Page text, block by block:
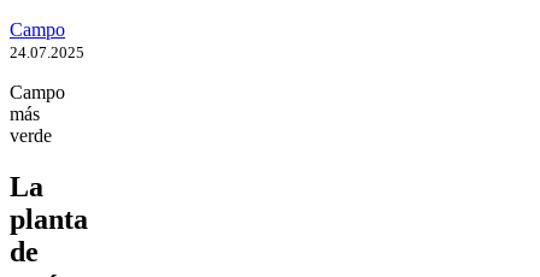
Campo
24.07.2025
Campo
más
verde
La
planta
de